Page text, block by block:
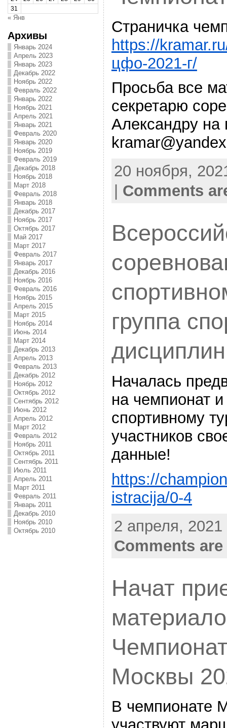
31
« Янв
Архивы
Январь 2024
Апрель 2023
Январь 2023
Декабрь 2022
Ноябрь 2022
Февраль 2022
Январь 2022
Ноябрь 2021
Апрель 2021
Январь 2021
Февраль 2020
Январь 2020
Ноябрь 2019
Февраль 2019
Декабрь 2018
Ноябрь 2018
Март 2018
Февраль 2018
Январь 2018
Декабрь 2017
Ноябрь 2017
Октябрь 2017
Май 2017
Март 2017
Февраль 2017
Январь 2017
Декабрь 2016
Ноябрь 2016
Февраль 2016
Ноябрь 2015
Апрель 2015
Март 2015
Ноябрь 2014
Июнь 2014
Март 2014
Декабрь 2013
Апрель 2013
Февраль 2013
Декабрь 2012
Ноябрь 2012
Октябрь 2012
Сентябрь 2012
Июнь 2012
Апрель 2012
Март 2012
Февраль 2012
Ноябрь 2011
Октябрь 2011
Сентябрь 2011
Июль 2011
Апрель 2011
Март 2011
Февраль 2011
Январь 2011
Декабрь 2010
Ноябрь 2010
Октябрь 2010
Страничка
https://
цфо-2021-г/
Просьба все
секретарю
Александру на
20 ноября,
Comments
группа
Началась
на чемпионат
спортивному
участников
данные!
https://
istracija/0-4
2 апреля,
Comments
Начат
Москвы
В чемпионате